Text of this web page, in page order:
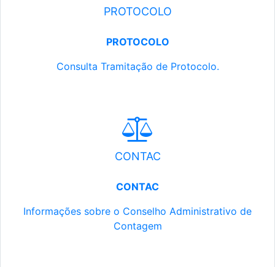
PROTOCOLO
PROTOCOLO
Consulta Tramitação de Protocolo.
CONTAC
CONTAC
Informações sobre o Conselho Administrativo de
Contagem